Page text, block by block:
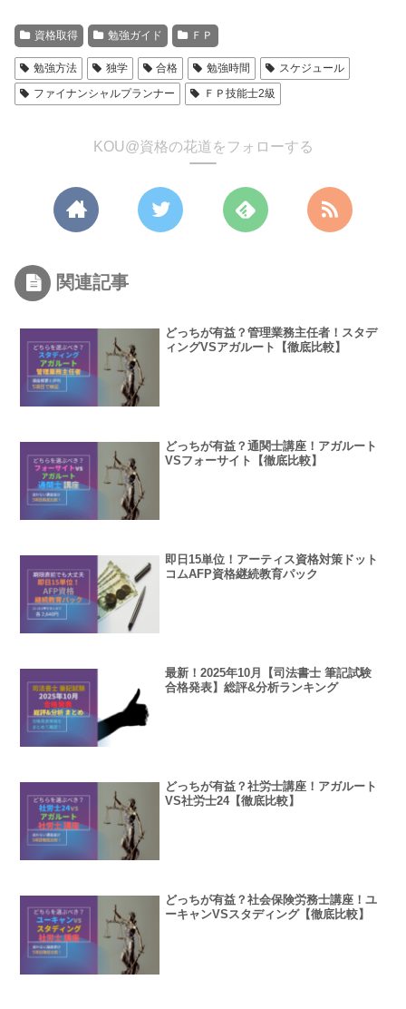
資格取得 勉強ガイド ＦＰ
勉強方法 独学 合格 勉強時間
スケジュール
ファイナンシャルプランナー
ＦＰ技能士2級
KOU@資格の花道をフォローする
関連記事
どっちが有益？管理業務主任者！スタデ
ィングVSアガルート【徹底比較】
どっちが有益？通関士講座！アガルート
VSフォーサイト【徹底比較】
即日15単位！アーティス資格対策ドット
コムAFP資格継続教育パック
最新！2025年10月【司法書士 筆記試験
合格発表】総評&分析ランキング
どっちが有益？社労士講座！アガルート
VS社労士24【徹底比較】
どっちが有益？社会保険労務士講座！ユ
ーキャンVSスタディング【徹底比較】